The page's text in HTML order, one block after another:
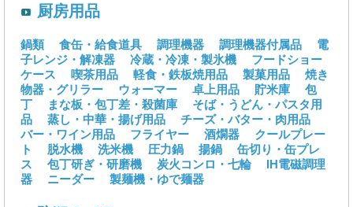
厨房用品
鍋類 食缶・給食道具 調理機器 調理機器付属品
電
子レンジ・解凍器
冷蔵・冷凍・製氷機
フードショー
ケース
喫茶用品 軽食・鉄板焼用品 製菓用品
焼き
物器・グリラー
ウォーマー 卓上用品 貯米庫
包
丁
まな板・包丁差・殺菌庫
そば・うどん・パスタ用
品
蒸し・中華・揚げ用品
チーズ・バター・肉用品
バー・ワイン用品
フライヤー 酒燗器
クールプレー
ト
脱水機 洗米機 圧力鍋 揚鍋
缶切り・缶プレ
ス
包丁研ぎ・研磨機 炭火コンロ・七輪
IH電磁調理
器
ニーダー 製麺機・ゆで麺器